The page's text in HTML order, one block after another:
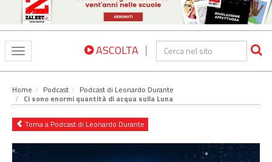
Toggle
navigation
ASCOLTA |
Home Podcast Podcast di Leonardo Durante
Ci sono enormi quantità di acqua sulla Luna
Torna a Podcast di Leonardo Durante